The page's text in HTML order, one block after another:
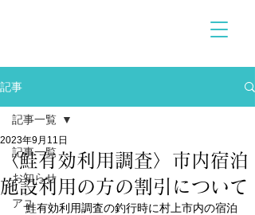
記事
記事一覧
お知らせ
アユ
記事一覧
〈鮭有効利用調査〉市内宿泊
施設利用の方の割引について
2023年9月11日
鮭有効利用調査の釣行時に村上市内の宿泊